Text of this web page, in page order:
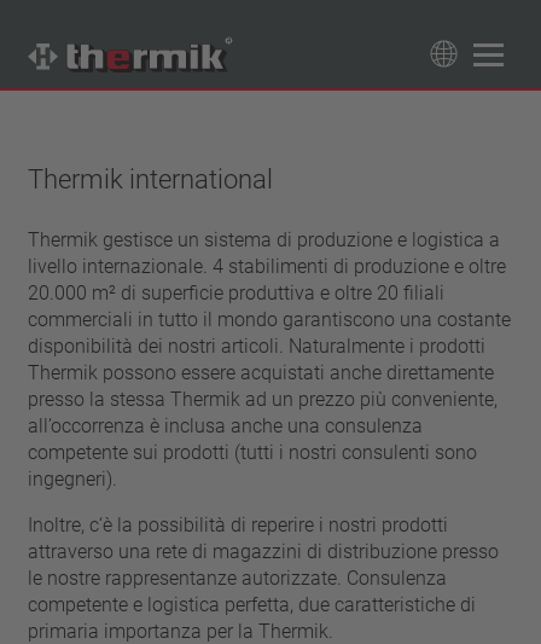
contatto di apertura
contatto di chiusura
Campo di temperatura
temperatura standard (60 – 200 °C)
alta temperatura (205 – 250 °C)
Classe di potenza
1,6 A – 7,5 A
4 A – 25 A
13,5 A – 42 A
25 A – 75 A
Resettaggio
ripristino automatico
aggancio (non ripristino automatico)
Isolamento
con isolamento
senza isolamento
Allacciamento
chiodo
filo metallico
Approvazioni
VDE
ENEC
applicare filtri
Thermik international
Thermik gestisce un sistema di produzione e logistica a
livello internazionale. 4 stabilimenti di produzione e oltre
20.000 m² di superficie produttiva e oltre 20 filiali
commerciali in tutto il mondo garantiscono una costante
disponibilità dei nostri articoli. Naturalmente i prodotti
Thermik possono essere acquistati anche direttamente
presso la stessa Thermik ad un prezzo più conveniente,
all’occorrenza è inclusa anche una consulenza
competente sui prodotti (tutti i nostri consulenti sono
ingegneri).
Inoltre, c‘è la possibilità di reperire i nostri prodotti
attraverso una rete di magazzini di distribuzione presso
le nostre rappresentanze autorizzate. Consulenza
competente e logistica perfetta, due caratteristiche di
primaria importanza per la Thermik.